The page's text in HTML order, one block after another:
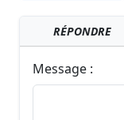
RÉPONDRE
Message :